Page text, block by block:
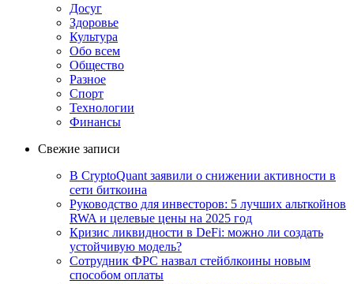
Досуг
Здоровье
Культура
Обо всем
Общество
Разное
Спорт
Технологии
Финансы
Свежие записи
В CryptoQuant заявили о снижении активности в
сети биткоина
Руководство для инвесторов: 5 лучших альткойнов
RWA и целевые цены на 2025 год
Кризис ликвидности в DeFi: можно ли создать
устойчивую модель?
Сотрудник ФРС назвал стейблкоины новым
способом оплаты